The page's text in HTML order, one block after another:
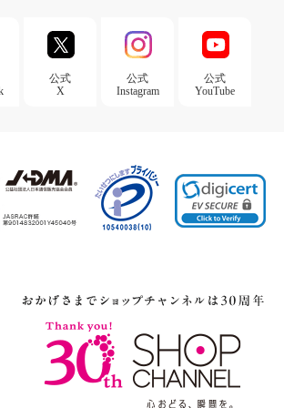
公式
X
公式
Instagram
公式
YouTube